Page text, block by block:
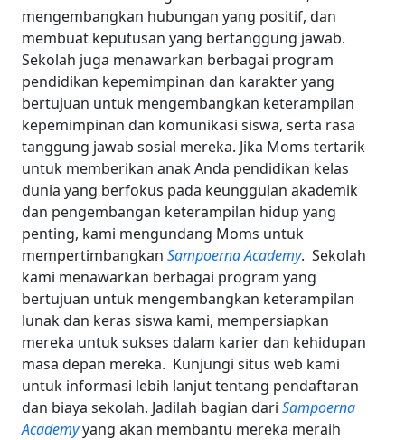
mengembangkan hubungan yang positif, dan
membuat keputusan yang bertanggung jawab.
Sekolah juga menawarkan berbagai program
pendidikan kepemimpinan dan karakter yang
bertujuan untuk mengembangkan keterampilan
kepemimpinan dan komunikasi siswa, serta rasa
tanggung jawab sosial mereka. Jika Moms tertarik
untuk memberikan anak Anda pendidikan kelas
dunia yang berfokus pada keunggulan akademik
dan pengembangan keterampilan hidup yang
penting, kami mengundang Moms untuk
mempertimbangkan Sampoerna Academy. Sekolah
kami menawarkan berbagai program yang
bertujuan untuk mengembangkan keterampilan
lunak dan keras siswa kami, mempersiapkan
mereka untuk sukses dalam karier dan kehidupan
masa depan mereka. Kunjungi situs web kami
untuk informasi lebih lanjut tentang pendaftaran
dan biaya sekolah. Jadilah bagian dari Sampoerna
Academyyang akan membantu mereka meraih